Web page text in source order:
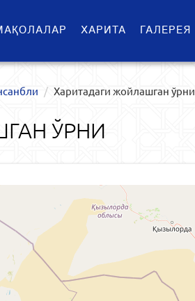
ХАРИТА ГАЛЕРЕЯ
Харитадаги жойлашган ўрни
ЎРНИ